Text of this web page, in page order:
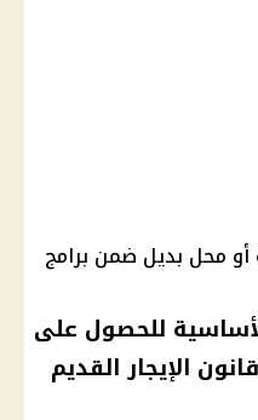
محل بديل ضمن برامج
للحصول على
الإيجار القديم